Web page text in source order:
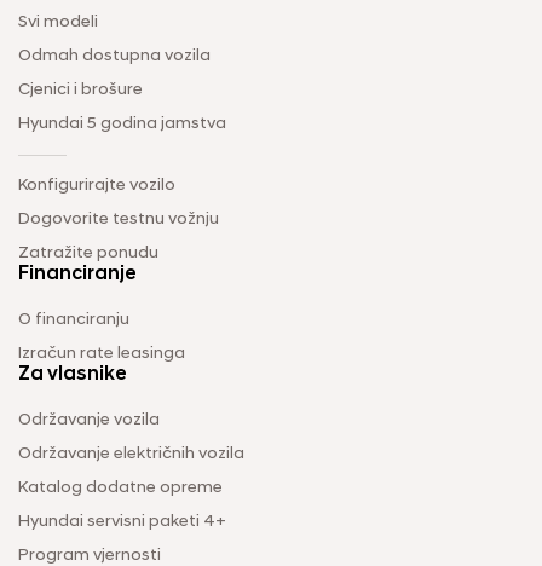
Svi modeli
Odmah dostupna vozila
Cjenici i brošure
Hyundai 5 godina jamstva
Konfigurirajte vozilo
Dogovorite testnu vožnju
Zatražite ponudu
Financiranje
O financiranju
Izračun rate leasinga
Za vlasnike
Održavanje vozila
Održavanje električnih vozila
Katalog dodatne opreme
Hyundai servisni paketi 4+
Program vjernosti